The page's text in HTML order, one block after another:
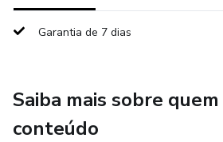
Garantia de 7 dias
Saiba mais sobre
conteúdo